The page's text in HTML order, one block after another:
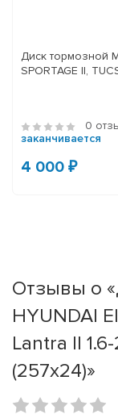
Диск тормозной MASUMA, rear
0
заканчивается
4 000 ₽
Отзывы о
HYUNDAI
Lantra II
(257x24)»